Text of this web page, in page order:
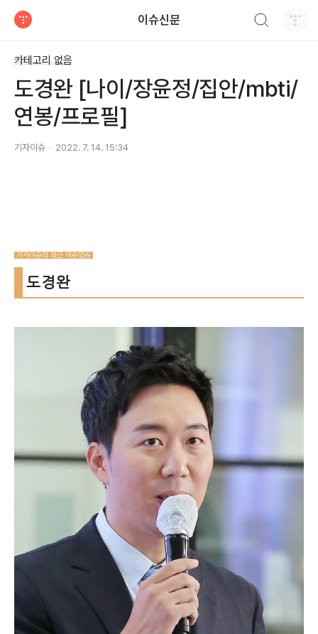
이슈신문
카테고리 없음
도경완 [나이/장윤정/집안/mbti/
연봉/프로필]
기자이슈 2022. 7. 14. 15:34
기자이슈의 최근 이슈있슈
도경완